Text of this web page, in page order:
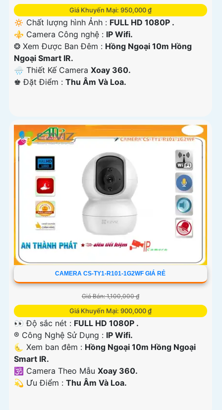
Giá Khuyến Mại: 950,000 ₫
🔅 Chất lượng hình Ảnh : FULL HD 1080P .
⚜️ Camera Công nghệ : IP Wifi.
❂ Xem Được Ban Đêm : Hồng Ngoại 10m Hồng
Ngoại Smart IR.
🌧️ Thiết Kế Camera Xoay 360.
️♚ Đặt Điểm : Thu Âm Và Loa.
CAMERA CS-TY1-R101-1G2WF GIÁ RẺ
Giá Bán: 1,100,000 ₫
Giá Khuyến Mại: 900,000 ₫
👀 Độ sắc nét : FULL HD 1080P .
®️ Công Nghệ Sử Dụng : IP Wifi.
🌜 Xem ban đêm : Hồng Ngoại 10m Hồng Ngoại
Smart IR.
🕉️ Camera Theo Mẫu Xoay 360.
️💫 Ưu Điểm : Thu Âm Và Loa.